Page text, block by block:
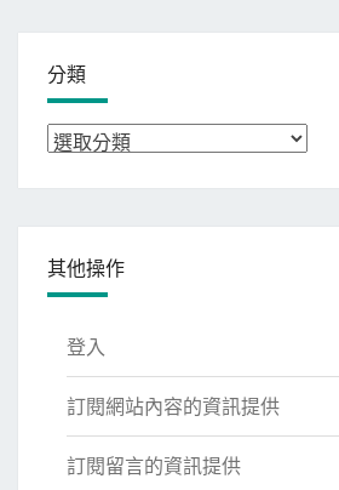
分類
分
其他操作
登入
訂閱網站內容的資訊提供
訂閱留言的資訊提供